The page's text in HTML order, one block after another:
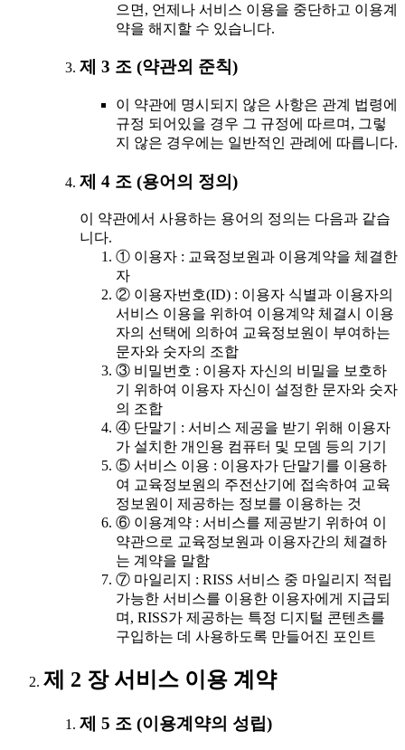
으면, 언제나 서비스 이용을 중단하고 이용계
약을 해지할 수 있습니다.
제 3 조 (약관외 준칙)
이 약관에 명시되지 않은 사항은 관계 법령에
규정 되어있을 경우 그 규정에 따르며, 그렇
지 않은 경우에는 일반적인 관례에 따릅니다.
제 4 조 (용어의 정의)
이 약관에서 사용하는 용어의 정의는 다음과 같습
니다.
① 이용자 : 교육정보원과 이용계약을 체결한
자
② 이용자번호(ID) : 이용자 식별과 이용자의
서비스 이용을 위하여 이용계약 체결시 이용
자의 선택에 의하여 교육정보원이 부여하는
문자와 숫자의 조합
③ 비밀번호 : 이용자 자신의 비밀을 보호하
기 위하여 이용자 자신이 설정한 문자와 숫자
의 조합
④ 단말기 : 서비스 제공을 받기 위해 이용자
가 설치한 개인용 컴퓨터 및 모뎀 등의 기기
⑤ 서비스 이용 : 이용자가 단말기를 이용하
여 교육정보원의 주전산기에 접속하여 교육
정보원이 제공하는 정보를 이용하는 것
⑥ 이용계약 : 서비스를 제공받기 위하여 이
약관으로 교육정보원과 이용자간의 체결하
는 계약을 말함
⑦ 마일리지 : RISS 서비스 중 마일리지 적립
가능한 서비스를 이용한 이용자에게 지급되
며, RISS가 제공하는 특정 디지털 콘텐츠를
구입하는 데 사용하도록 만들어진 포인트
제 2 장 서비스 이용 계약
제 5 조 (이용계약의 성립)